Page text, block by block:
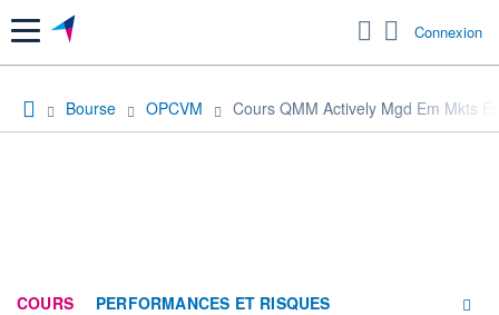
Menu Connexion
Bourse OPCVM Cours QMM Actively Mgd Em Mkts
COURS PERFORMANCES ET RISQUES